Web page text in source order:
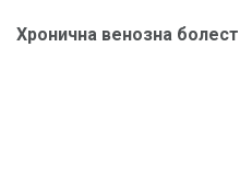
Хронична венозна болест